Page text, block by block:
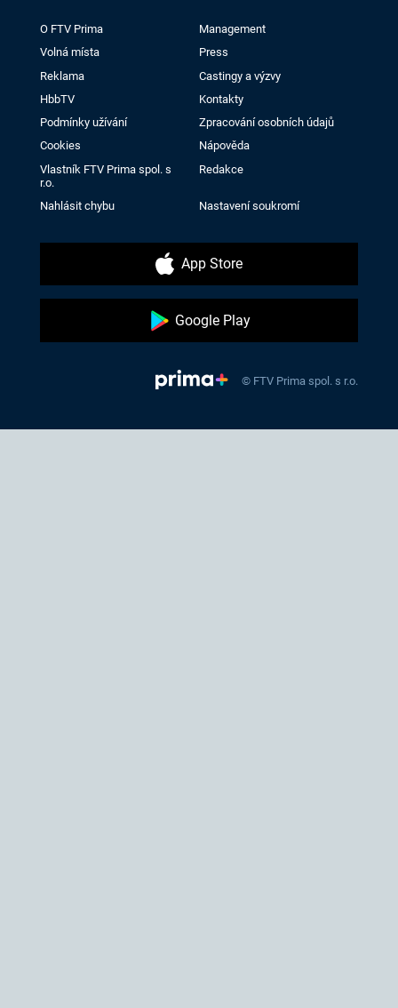
O FTV Prima
Management
Volná místa
Press
Reklama
Castingy a výzvy
HbbTV
Kontakty
Podmínky užívání
Zpracování osobních údajů
Cookies
Nápověda
Vlastník FTV Prima spol. s
r.o.
Redakce
Nahlásit chybu Nastavení soukromí
App Store
Google Play
© FTV Prima spol. s r.o.